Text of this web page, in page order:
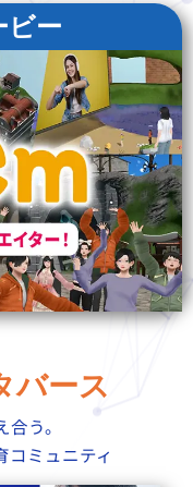
ビー
バース
う。
コミュニティ